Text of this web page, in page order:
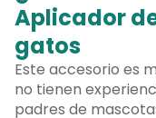
Aplicador
gatos
Este accesorio es
no tienen
padres de